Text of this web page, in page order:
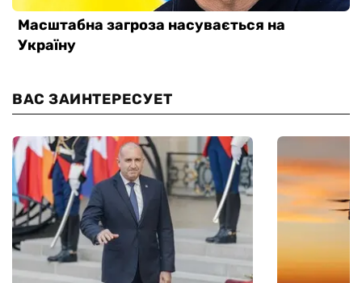
ВАС ЗАИНТЕРЕСУЕТ